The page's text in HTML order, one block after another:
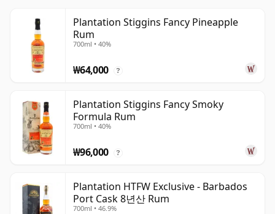
Plantation Stiggins Fancy Pineapple
Rum
700ml • 40%
₩64,000 ?
Plantation Stiggins Fancy Smoky
Formula Rum
700ml • 40%
₩96,000 ?
Plantation HTFW Exclusive - Barbados
Port Cask 8년산 Rum
700ml • 46.9%